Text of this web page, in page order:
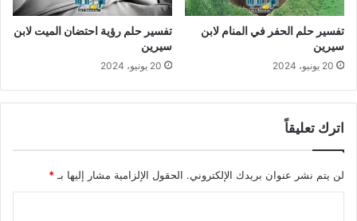
تفسير حلم الحفر في المنام لابن
سيرين
20 يونيو، 2024
تفسير حلم رؤية احتضان الميت لابن
سيرين
20 يونيو، 2024
اترك تعليقاً
لن يتم نشر عنوان بريدك الإلكتروني. الحقول الإلزامية مشار إليها بـ *